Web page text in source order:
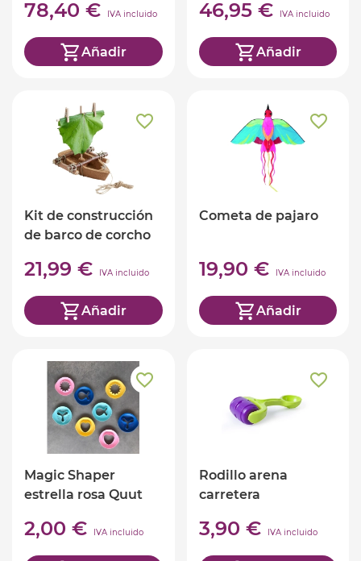
78,40 € IVA incluido
Añadir
46,95 € IVA incluido
Añadir
Kit de construcción
de barco de corcho
21,99 € IVA incluido
Añadir
Cometa de pajaro
19,90 € IVA incluido
Añadir
Magic Shaper
estrella rosa Quut
2,00 € IVA incluido
Rodillo arena
carretera
3,90 € IVA incluido